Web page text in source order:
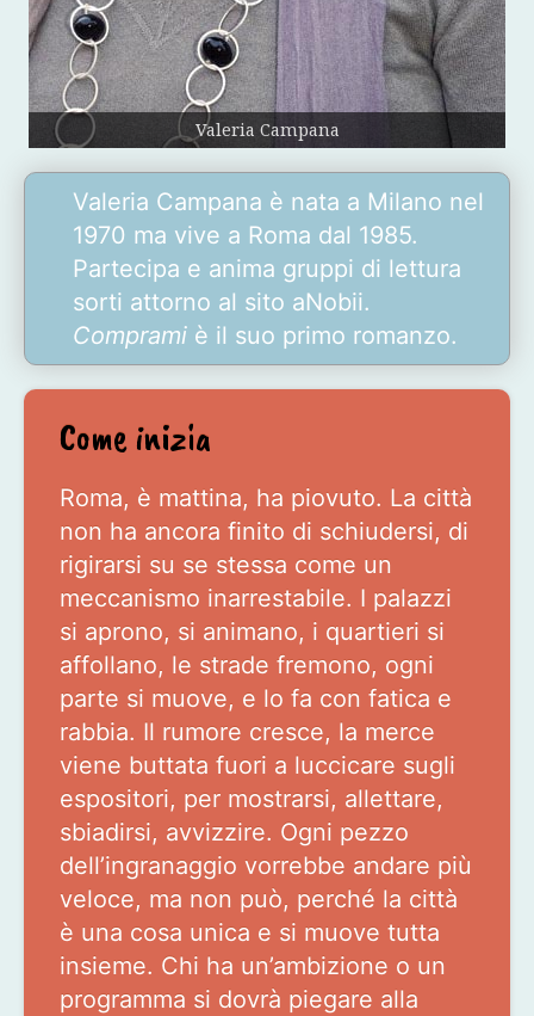
Valeria Campana
Valeria Campana è nata a Milano nel
1970 ma vive a Roma dal 1985.
Partecipa e anima gruppi di lettura
sorti attorno al sito aNobii.
Comprami è il suo primo romanzo.
Come inizia
Roma, è mattina, ha piovuto. La città
non ha ancora finito di schiudersi, di
rigirarsi su se stessa come un
meccanismo inarrestabile. I palazzi
si aprono, si animano, i quartieri si
affollano, le strade fremono, ogni
parte si muove, e lo fa con fatica e
rabbia. Il rumore cresce, la merce
viene buttata fuori a luccicare sugli
espositori, per mostrarsi, allettare,
sbiadirsi, avvizzire. Ogni pezzo
dell’ingranaggio vorrebbe andare più
veloce, ma non può, perché la città
è una cosa unica e si muove tutta
insieme. Chi ha un’ambizione o un
programma si dovrà piegare alla